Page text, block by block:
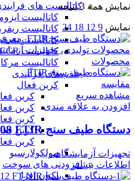
کاتالیست های
کاتالیست
کاتالیست
کاتالیست
کاتالیست CCR
کاتالیست
جاذب‌های فرآیندی
کربن فعال
کربن
کربن
کربن
کربن
کربن
مولکولارسیو
افزودنی های سوخت
اکتان افزا
نمایش همه 3 نتیجه
نمایش 9
12
18
24
مقایسه
مشاهده سریع
افزودن به علاقه مندی
دستگاه طیف سنج INFRALUM FT-08 FTIR
تجهیزات آزمایشگاهی
اطلاعات بیشتر